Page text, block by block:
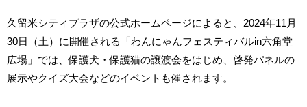
久留米シティプラザの公式ホームページによると、2024年11月
30日（土）に開催される「わんにゃんフェスティバルin六角堂
広場」では、保護犬・保護猫の譲渡会をはじめ、啓発パネルの
展示やクイズ大会などのイベントも催されます。